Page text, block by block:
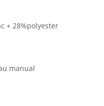
+ 28%polyester
manual